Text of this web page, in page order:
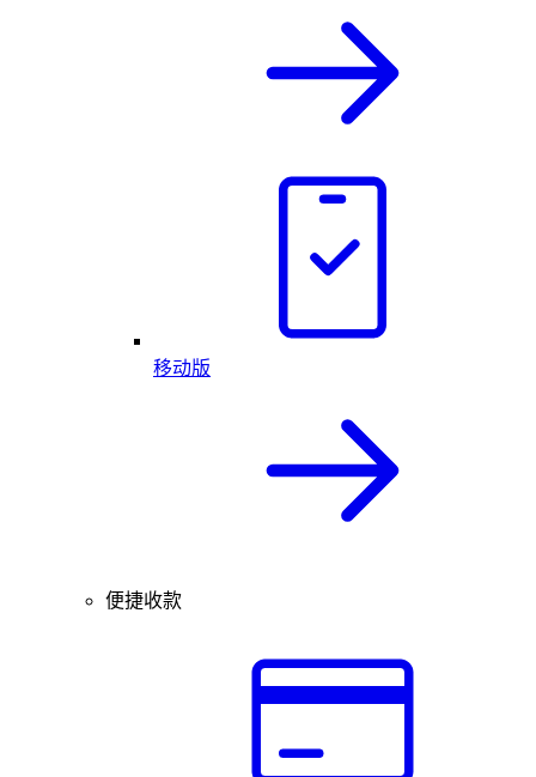
移动版
便捷收款